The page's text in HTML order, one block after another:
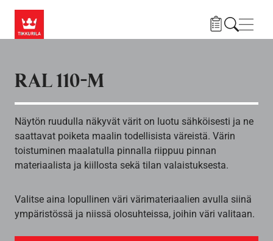
RAL 110-M
Näytön ruudulla näkyvät värit on luotu sähköisesti ja ne
saattavat poiketa maalin todellisista väreistä. Värin
toistuminen maalatulla pinnalla riippuu pinnan
materiaalista ja kiillosta sekä tilan valaistuksesta.
Valitse aina lopullinen väri värimateriaalien avulla siinä
ympäristössä ja niissä olosuhteissa, joihin väri valitaan.